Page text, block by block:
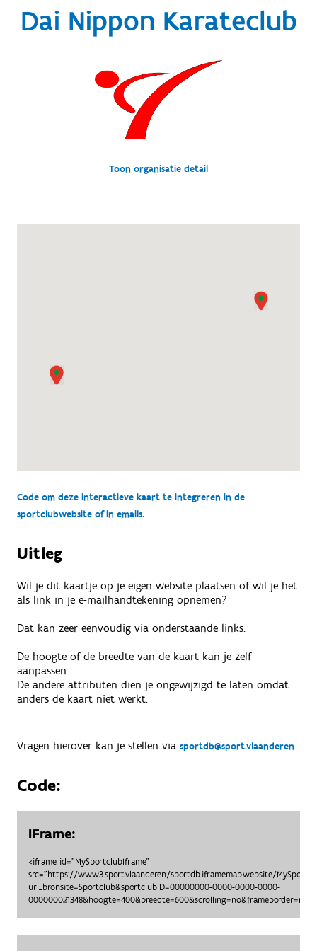
Dai Nippon Karateclub
Toon organisatie detail
Code om deze interactieve kaart te integreren in de
sportclubwebsite of in emails.
Uitleg
Wil je dit kaartje op je eigen website plaatsen of wil je het
als link in je e-mailhandtekening opnemen?
Dat kan zeer eenvoudig via onderstaande links.
De hoogte of de breedte van de kaart kan je zelf
aanpassen.
De andere attributen dien je ongewijzigd te laten omdat
anders de kaart niet werkt.
Vragen hierover kan je stellen via sportdb@sport.vlaanderen.
Code:
IFrame:
<iframe id="MySportclubIframe"
src="https://www3.sport.vlaanderen/sportdb.iframemap.website/
url_bronsite=Sportclub&sportclubID=00000000-0000-0000-0000-